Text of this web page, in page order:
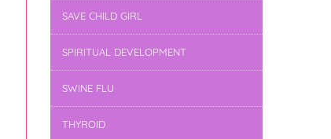
SAVE CHILD GIRL
SPIRITUAL DEVELOPMENT
SWINE FLU
THYROID